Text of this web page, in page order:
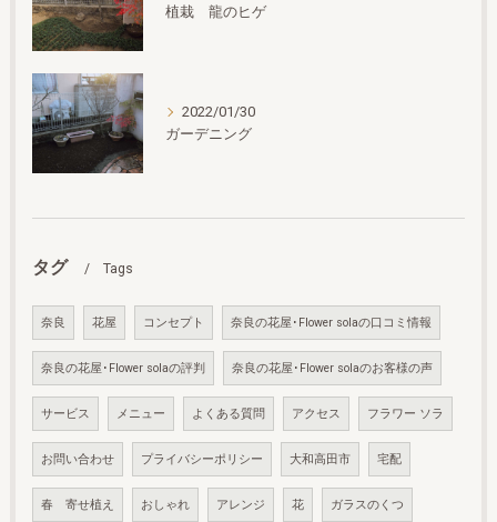
植栽 龍のヒゲ
2022/01/30
ガーデニング
タグ Tags
奈良 花屋 コンセプト 奈良の花屋･Flower solaの口コミ情報
奈良の花屋･Flower solaの評判 奈良の花屋･Flower solaのお客様の声
サービス メニュー よくある質問 アクセス フラワー ソラ
お問い合わせ プライバシーポリシー 大和高田市 宅配
春 寄せ植え おしゃれ アレンジ 花 ガラスのくつ